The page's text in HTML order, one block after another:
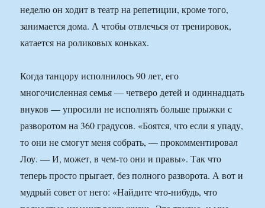
неделю он ходит в театр на репетиции, кроме того,
занимается дома. А чтобы отвлечься от тренировок,
катается на роликовых коньках.
Когда танцору исполнилось 90 лет, его
многочисленная семья — четверо детей и одиннадцать
внуков — упросили не исполнять больше прыжки с
разворотом на 360 градусов. «Боятся, что если я упаду,
то они не смогут меня собрать, — прокомментировал
Лоу. — И, может, в чем-то они и правы». Так что
теперь просто прыгает, без полного разворота. А вот и
мудрый совет от него: «Найдите что-нибудь, что